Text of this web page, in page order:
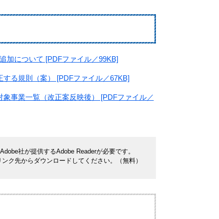
加について [PDFファイル／99KB]
る規則（案） [PDFファイル／67KB]
事業一覧（改正案反映後） [PDFファイル／
社が提供するAdobe Readerが必要です。
ク先からダウンロードしてください。（無料）